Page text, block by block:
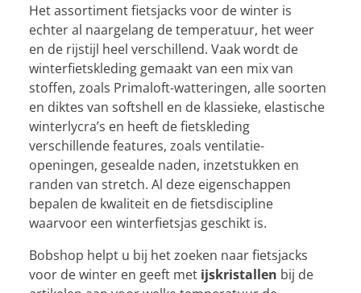
Het assortiment fietsjacks voor de winter is
echter al naargelang de temperatuur, het weer
en de rijstijl heel verschillend. Vaak wordt de
winterfietskleding gemaakt van een mix van
stoffen, zoals Primaloft-watteringen, alle soorten
en diktes van softshell en de klassieke, elastische
winterlycra’s en heeft de fietskleding
verschillende features, zoals ventilatie-
openingen, gesealde naden, inzetstukken en
randen van stretch. Al deze eigenschappen
bepalen de kwaliteit en de fietsdiscipline
waarvoor een winterfietsjas geschikt is.
Bobshop helpt u bij het zoeken naar fietsjacks
voor de winter en geeft met ijskristallen bij de